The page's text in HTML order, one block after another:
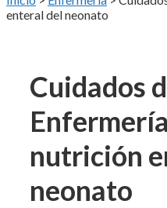
enteral del neonato
Cuidados
nutrición
neonato